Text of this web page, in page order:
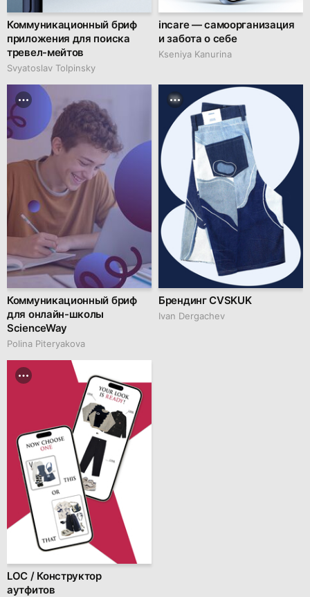
Коммуникационный бриф
приложения для поиска
тревел-мейтов
Svyatoslav Tolpinsky
incare — самоорганизация
и забота о себе
Kseniya Kanurina
Коммуникационный бриф
для онлайн-школы
ScienceWay
Polina Piteryakova
Брендинг CVSKUK
Ivan Dergachev
LOC / Конструктор
аутфитов